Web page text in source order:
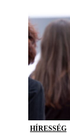
HÍRESSÉG